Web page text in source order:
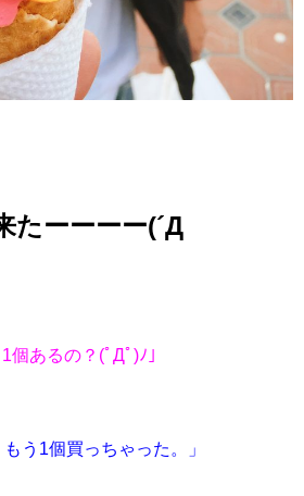
たーーーー(´Д
個あるの？(ﾟДﾟ)ﾉ」
う1個買っちゃった。」